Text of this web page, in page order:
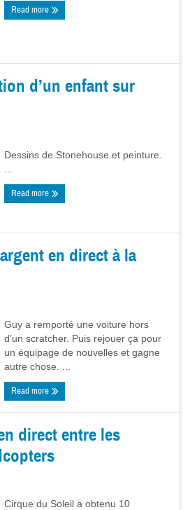
Read more
d’un enfant sur
Dessins de Stonehouse et peinture.
Read more
en direct à la
Guy a remporté une voiture hors
d’un scratcher. Puis rejouer ça pour
un équipage de nouvelles et gagne
autre chose. ...
Read more
direct entre les
Cirque du Soleil a obtenu 10